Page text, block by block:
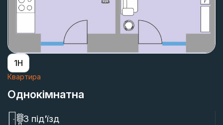
1H
Квартира
Однокімнатна
3 під'їзд